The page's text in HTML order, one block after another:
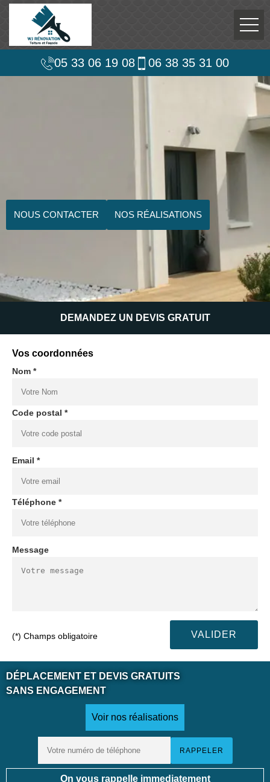
05 33 06 19 08 06 38 35 31 00
NOUS CONTACTER NOS RÉALISATIONS
DEMANDEZ UN DEVIS GRATUIT
Vos coordonnées
Nom *
Code postal *
Email *
Téléphone *
Message
(*) Champs obligatoire
DÉPLACEMENT ET DEVIS GRATUITS
SANS ENGAGEMENT
Voir nos réalisations
On vous rappelle immediatement